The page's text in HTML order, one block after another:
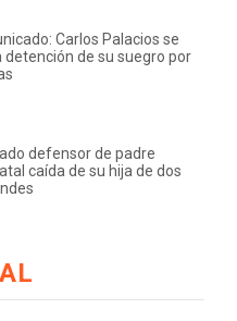
Carlos Palacios se
detención de su suegro por
defensor de padre
caída de su hija de dos